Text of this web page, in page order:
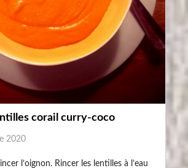
corail curry-coco
2020
l’oignon. Rincer les lentilles à l’eau